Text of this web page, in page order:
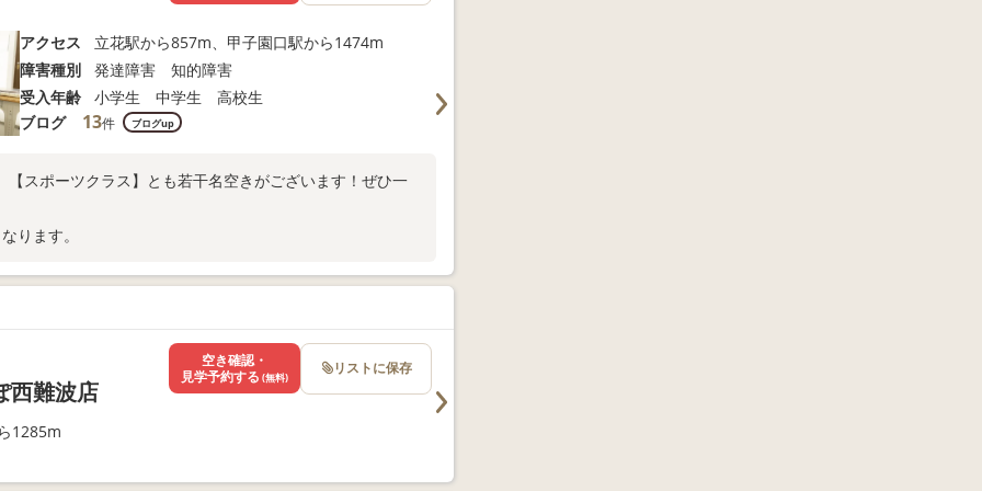
アクセス
立花駅から857m、甲子園口駅から1474m
障害種別
発達障害 知的障害
受入年齢
小学生 中学生 高校生
ブログ
13件 ブログup
スポーツクラス】とも若干名空きがございます！ぜひ一
ります。
西難波店
1285m
空き確認・
見学予約する (無料) リストに保存